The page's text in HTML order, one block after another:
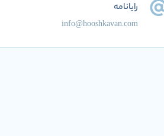
رایانامه
info@hooshkavan.com